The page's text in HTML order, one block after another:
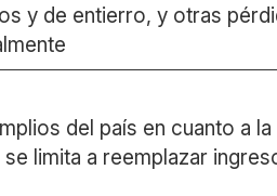
y de entierro, y otras
del país en cuanto a
limita a reemplazar